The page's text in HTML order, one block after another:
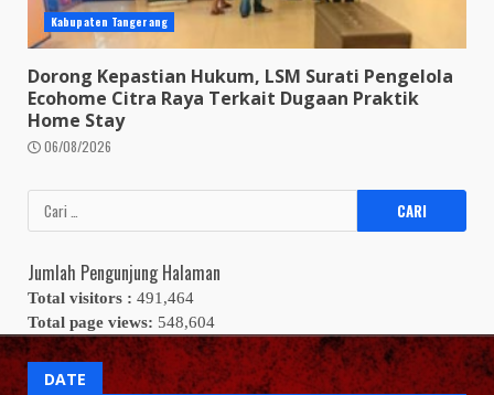
Kabupaten Tangerang
Dorong Kepastian Hukum, LSM Surati Pengelola
Ecohome Citra Raya Terkait Dugaan Praktik
Home Stay
06/08/2026
Cari
untuk:
Jumlah Pengunjung Halaman
Total visitors : 491,464
Total page views: 548,604
DATE